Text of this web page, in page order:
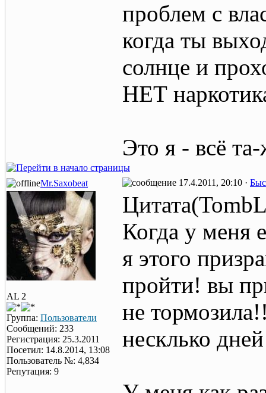
проблем с
когда ты
солнце и
НЕТ
Это я - всё
Mr.Saxobeat 17.4.2011, 20:10 ·
AL 2
Группа: Пользователи
Сообщений: 233
Регистрация: 25.3.2011
Посетил: 14.8.2014, 13:08
Пользователь №: 4,834
Репутация: 9
Когда у меня
я этого
пройти! вы
не
несклько